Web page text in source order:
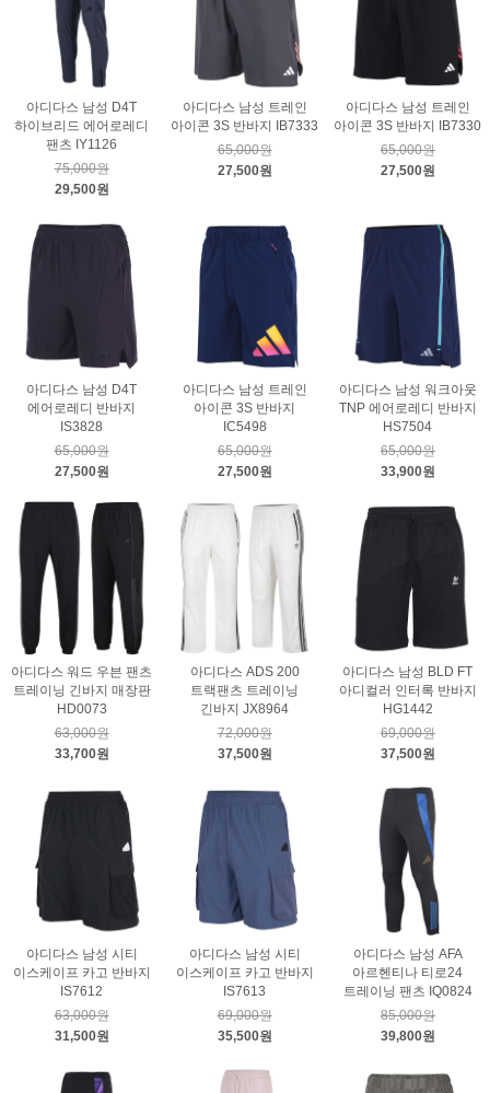
아디다스 남성 D4T
하이브리드 에어로레디
팬츠 IY1126
75,000원
29,500원
아디다스 남성 트레인
아이콘 3S 반바지 IB7333
65,000원
27,500원
아디다스 남성 트레인
아이콘 3S 반바지 IB7330
65,000원
27,500원
아디다스 남성 D4T
에어로레디 반바지
IS3828
65,000원
27,500원
아디다스 남성 트레인
아이콘 3S 반바지
IC5498
65,000원
27,500원
아디다스 남성 워크아웃
TNP 에어로레디 반바지
HS7504
65,000원
33,900원
아디다스 워드 우븐 팬츠
트레이닝 긴바지 매장판
HD0073
63,000원
33,700원
아디다스 ADS 200
트랙팬츠 트레이닝
긴바지 JX8964
72,000원
37,500원
아디다스 남성 BLD FT
아디컬러 인터록 반바지
HG1442
69,000원
37,500원
아디다스 남성 시티
이스케이프 카고 반바지
IS7612
63,000원
31,500원
아디다스 남성 시티
이스케이프 카고 반바지
IS7613
69,000원
35,500원
아디다스 남성 AFA
아르헨티나 티로24
트레이닝 팬츠 IQ0824
85,000원
39,800원